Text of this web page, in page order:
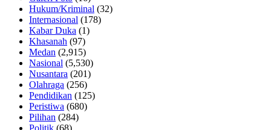
Hukum/Kriminal (32)
Internasional (178)
Kabar Duka (1)
Khasanah (97)
Medan (2,915)
Nasional (5,530)
Nusantara (201)
Olahraga (256)
Pendidikan (125)
Peristiwa (680)
Pilihan (284)
Politik (68)